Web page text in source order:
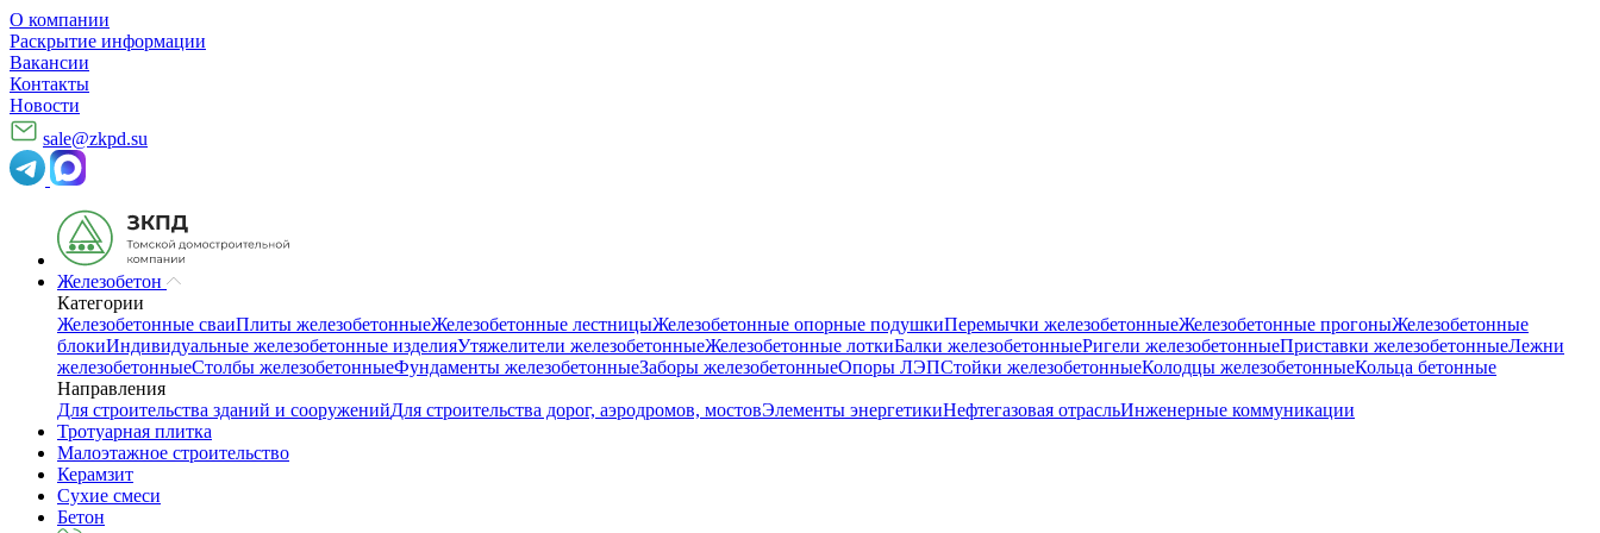
О компании
Раскрытие информации
Вакансии
Контакты
Новости
sale@zkpd.su
Железобетон
Категории
Железобетонные сваиПлиты железобетонныеЖелезобетонные лестницыЖелезобетонные опорные подушкиПеремычки железобетонныеЖелезобетонные прогоныЖелезобетонные
блокиИндивидуальные железобетонные изделияУтяжелители железобетонныеЖелезобетонные лоткиБалки железобетонныеРигели железобетонныеПриставки железобетонныеЛежни
железобетонныеСтолбы железобетонныеФундаменты железобетонныеЗаборы железобетонныеОпоры ЛЭПСтойки железобетонныеКолодцы железобетонныеКольца бетонные
Направления
Для строительства зданий и сооруженийДля строительства дорог, аэродромов, мостовЭлементы энергетикиНефтегазовая отрасльИнженерные коммуникации
Тротуарная плитка
Малоэтажное строительство
Керамзит
Сухие смеси
Бетон